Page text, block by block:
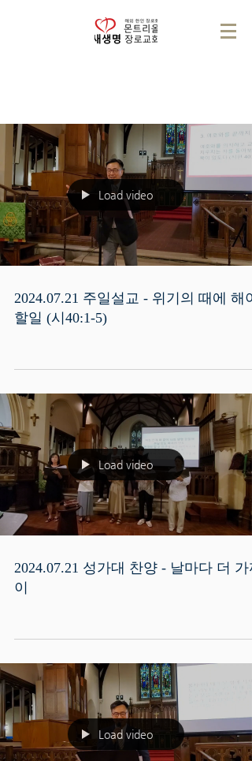
Load video
2024.07.21 주일설교 - 위기의 때에 해야
할일 (시40:1-5)
Load video
2024.07.21 성가대 찬양 - 날마다 더 가
이
Load video